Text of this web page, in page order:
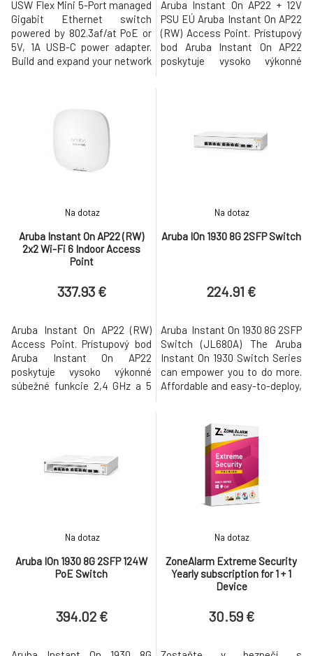
USW Flex Mini 5-Port managed
Gigabit Ethernet switch
powered by 802.3af/at PoE or
5V, 1A USB-C power adapter.
Build and expand your network
Switch, model USW-Flex-Mini,
is a smart managed Gigabit
switch. It offers 5 RJ45
Ethernet ports, providing 1
Aruba Instant On AP22 + 12V
PSU EÚ Aruba Instant On AP22
(RW) Access Point. Prístupový
bod Aruba Instant On AP22
poskytuje vysoko výkonné
podporuje staršie 802.11a / b / g
/ n / ac bezdrôtové služby.
Aruba Instant On AP22 (RW)
2x2 Wi-Fi 6 Indoor Access
Point
Na dotaz
337.93 €
Aruba Instant On AP22 (RW)
Access Point. Prístupový bod
Aruba Instant On AP22
poskytuje vysoko výkonné
súbežné funkcie 2,4 GHz a 5
/ n / ac bezdrôtové služby.
KĽÚČOVÉ VLASTNOSTI Rýchly
Aruba IOn 1930 8G 2SFP Switch
Na dotaz
224.91 €
Aruba Instant On 1930 8G 2SFP
Switch (JL680A) The Aruba
Instant On 1930 Switch Series
can empower you to do more.
Affordable and easy-to-deploy,
are designed with the small
business in mind. I/O Ports and
Slots 8 RJ-45 autosensing
10/100/1000 ports (IEEE 802.3
Type 10BASE-T, IE
Aruba IOn 1930 8G 2SFP 124W
PoE Switch
Na dotaz
394.02 €
ZoneAlarm Extreme Security
Yearly subscription for 1 + 1
Device
Na dotaz
30.59 €